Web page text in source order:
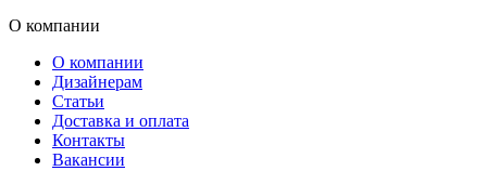
О компании
О компании
Дизайнерам
Статьи
Доставка и оплата
Контакты
Вакансии